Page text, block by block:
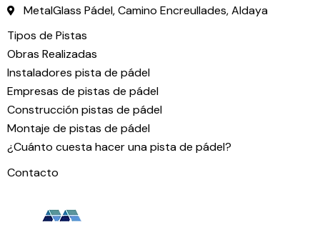
MetalGlass Pádel, Camino Encreullades, Aldaya
Tipos de Pistas
Obras Realizadas
Instaladores pista de pádel
Empresas de pistas de pádel
Construcción pistas de pádel
Montaje de pistas de pádel
¿Cuánto cuesta hacer una pista de pádel?
Contacto